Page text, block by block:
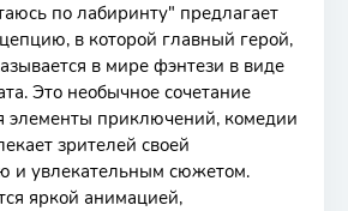
по лабиринту" предлагает
в которой главный герой,
в мире фэнтези в виде
Это необычное сочетание
элементы приключений, комедии
зрителей своей
и увлекательным сюжетом.
яркой анимацией,